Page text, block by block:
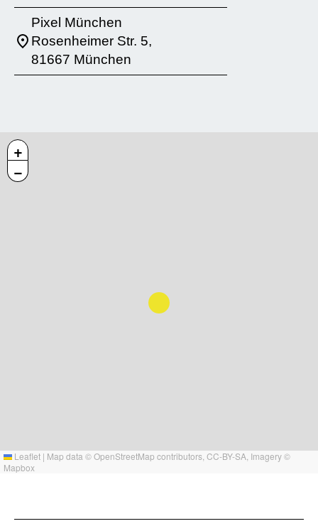
Pixel München
Rosenheimer Str. 5,
81667 München
+
−
Leaflet | Map data ©OpenStreetMap contributors, CC-BY-SA , Imagery ©
Mapbox